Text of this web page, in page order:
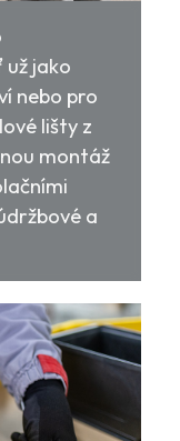
jako
nebo pro
lišty z
montáž
a